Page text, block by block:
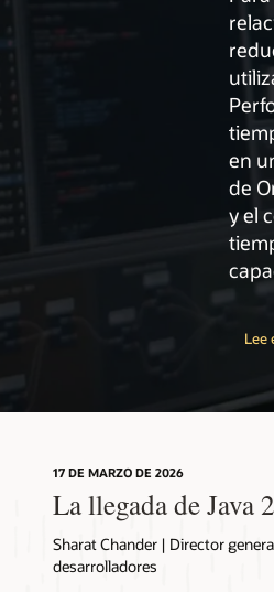
en
de
y el
Lee
17 DE MARZO DE 2026
La llegada de Java
Sharat Chander | Director
desarrolladores